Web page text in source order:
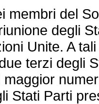
del
degli
Unite. A
terzi degli
Stati Parti